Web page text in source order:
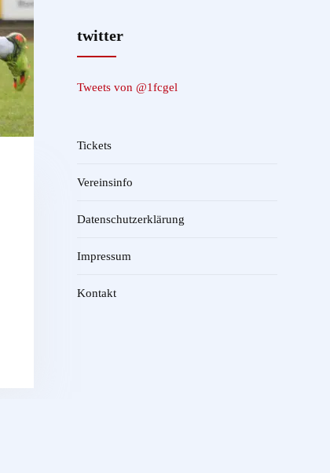
twitter
Tweets von @1fcgel
Tickets
Vereinsinfo
Datenschutzerklärung
Impressum
Kontakt